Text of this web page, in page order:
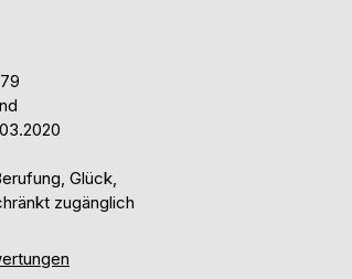
Glück,
zugänglich